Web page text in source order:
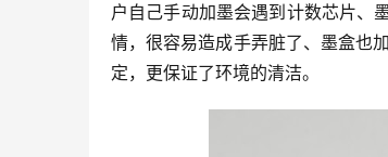
户自己手动加墨会遇到计数芯片、
情，很容易造成手弄脏了、墨盒也
定，更保证了环境的清洁。